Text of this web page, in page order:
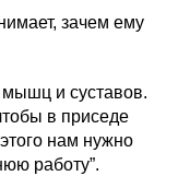
зачем ему
мышц и суставов.
в приседе
нам нужно
работу”.